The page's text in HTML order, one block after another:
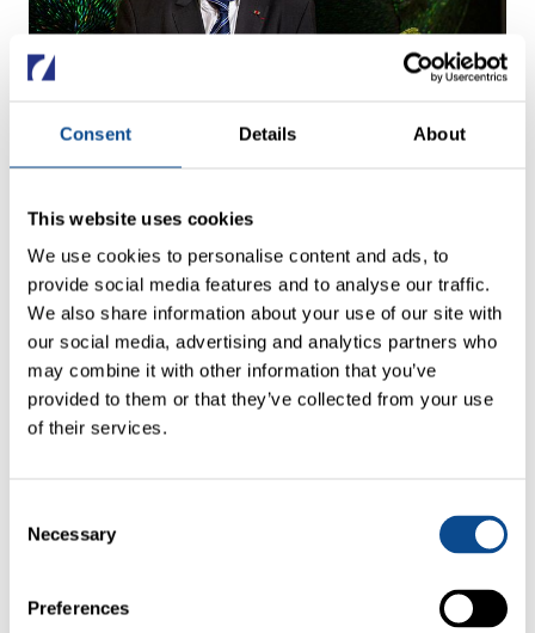
Consent Details About
This website uses cookies
We use cookies to personalise content and ads, to
provide social media features and to analyse our traffic.
We also share information about your use of our site with
our social media, advertising and analytics partners who
may combine it with other information that you’ve
provided to them or that they’ve collected from your use
of their services.
Selection
Necessary
Preferences
Werner Zimmermann
Sujets connexes
Björn Swanson *